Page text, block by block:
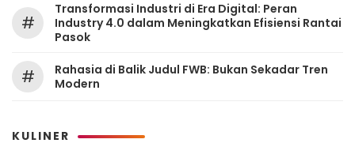
#
Transformasi Industri di Era Digital: Peran
Industry 4.0 dalam Meningkatkan Efisiensi Rantai
Pasok
#
Rahasia di Balik Judul FWB: Bukan Sekadar Tren
Modern
KULINER